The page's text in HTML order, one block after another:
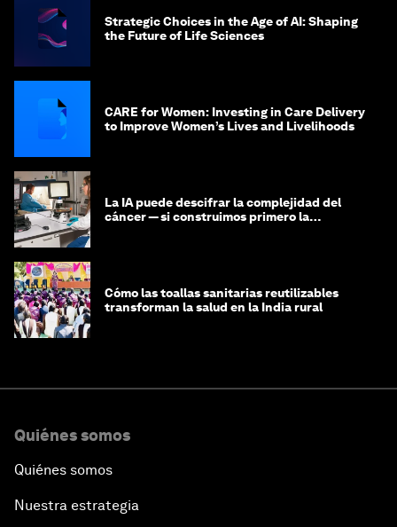
Strategic Choices in the Age of AI: Shaping
the Future of Life Sciences
CARE for Women: Investing in Care Delivery
to Improve Women’s Lives and Livelihoods
La IA puede descifrar la complejidad del
cáncer — si construimos primero la
Cómo las toallas sanitarias reutilizables
transforman la salud en la India rural
Quiénes somos
Quiénes somos
Nuestra estrategia